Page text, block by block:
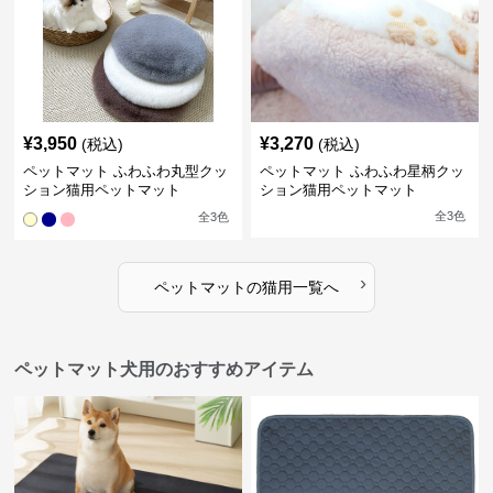
¥3,950 (税込)
ペットマット ふわふわ丸型クッ
ション猫用ペットマット
全3色
¥3,270 (税込)
ペットマット ふわふわ星柄クッ
ション猫用ペットマット
全3色
ペットマットの猫用一覧へ ›
ペットマット犬用のおすすめアイテム